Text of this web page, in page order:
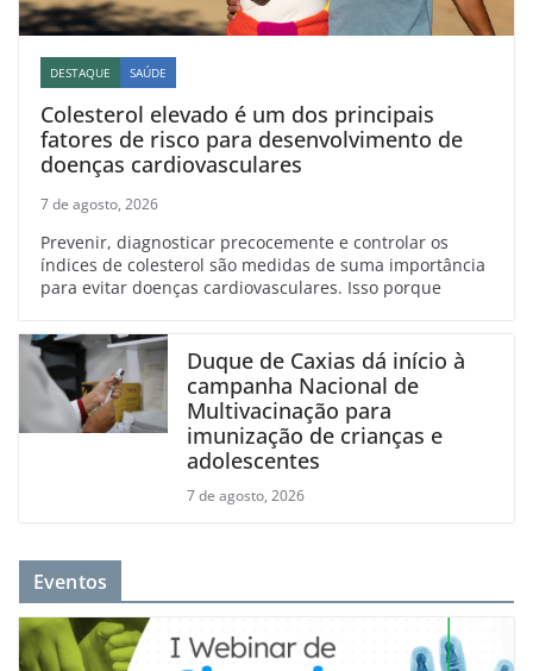
DESTAQUE SAÚDE
Colesterol elevado é um dos principais
fatores de risco para desenvolvimento de
doenças cardiovasculares
7 de agosto, 2026
Prevenir, diagnosticar precocemente e controlar os
índices de colesterol são medidas de suma importância
para evitar doenças cardiovasculares. Isso porque
Duque de Caxias dá início à
campanha Nacional de
Multivacinação para
imunização de crianças e
adolescentes
7 de agosto, 2026
Eventos